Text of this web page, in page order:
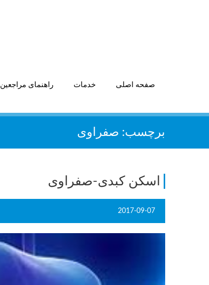
صفحه اصلی خدمات راهنمای مراجعین
برچسب: صفراوی
اسکن کبدی-صفراوی
2017-09-07